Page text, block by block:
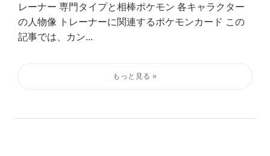
レーナー 専門タイプと相棒ポケモン 各キャラクター
の人物像 トレーナーに関連するポケモンカード この
記事では、カン...